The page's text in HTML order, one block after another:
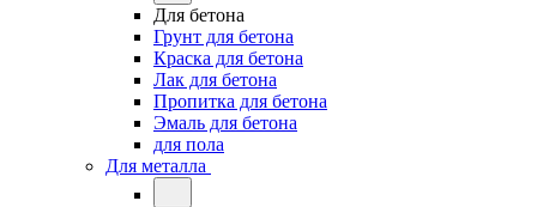
Для бетона
Грунт для бетона
Краска для бетона
Лак для бетона
Пропитка для бетона
Эмаль для бетона
для пола
Для металла